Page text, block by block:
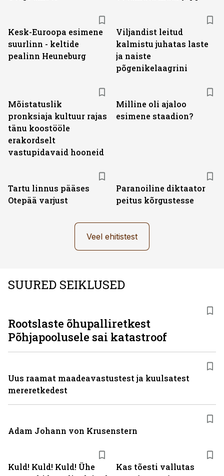
Kesk-Euroopa esimene
suurlinn - keltide
pealinn Heuneburg
Viljandist leitud
kalmistu juhatas laste
ja naiste
põgenikelaagrini
Mõistatuslik
pronksiaja kultuur rajas
tänu koostööle
erakordselt
vastupidavaid hooneid
Milline oli ajaloo
esimene staadion?
Tartu linnus pääses
Otepää varjust
Paranoiline diktaator
peitus kõrgustesse
Veel ehitistest
SUURED SEIKLUSED
Kuld! Kuld! Kuld! Ühe
Kas tõesti vallutas
Rootslaste õhupalliretkest
Põhjapoolusele sai katastroof
Uus raamat maadeavastustest ja kuulsatest
mereretkedest
Adam Johann von Krusenstern